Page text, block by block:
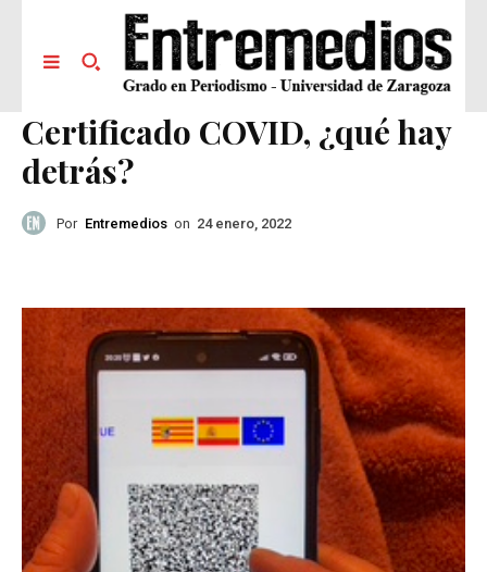
Certificado COVID, ¿qué hay
detrás?
Por Entremedios on 24 enero, 2022